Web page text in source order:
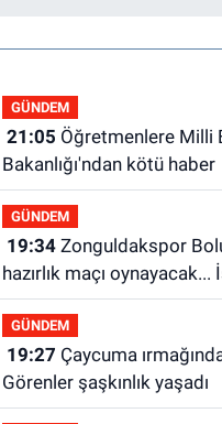
GÜNDEM
21:05
Bakanlığı'ndan kötü haber
GÜNDEM
19:34Zonguldakspor Bolu'da 3
hazırlık maçı oynayacak...
rakipler...
GÜNDEM
19:27
Görenler şaşkınlık yaşadı